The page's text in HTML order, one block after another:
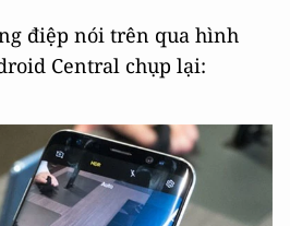
điệp nói trên qua hình
Central chụp lại: